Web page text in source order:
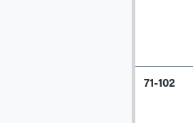
71-102